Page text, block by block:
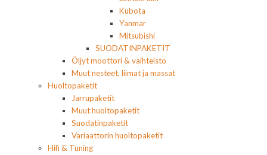
Kubota
Yanmar
Mitsubishi
SUODATINPAKETIT
Öljyt moottori & vaihteisto
Muut nesteet, liimat ja massat
Huoltopaketit
Jarrupaketit
Muut huoltopaketit
Suodatinpaketit
Variaattorin huoltopaketit
Hifi & Tuning